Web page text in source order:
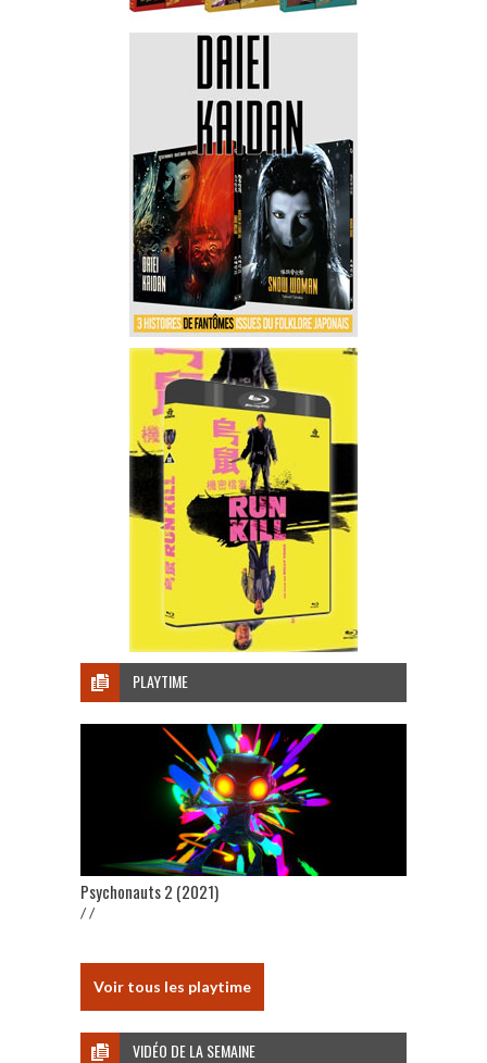
PLAYTIME
Psychonauts 2 (2021)
/ /
Voir tous les playtime
VIDÉO DE LA SEMAINE